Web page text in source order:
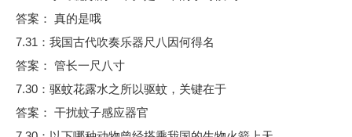
答案： 真的是哦
7.31：我国古代吹奏乐器尺八因何得名
答案： 管长一尺八寸
7.30：驱蚊花露水之所以驱蚊，关键在于
答案： 干扰蚊子感应器官